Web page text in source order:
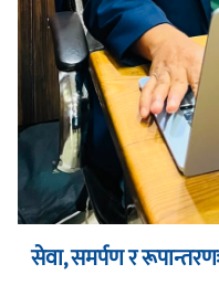
सेवा, समर्पण र